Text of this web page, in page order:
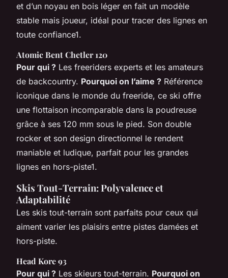
et d’un noyau en bois léger en fait un modèle
stable mais joueur, idéal pour tracer des lignes en
toute confiance1.
Atomic Bent Chetler 120
Pour qui ? Les freeriders experts et les amateurs
de backcountry. Pourquoi on l’aime ? Référence
iconique dans le monde du freeride, ce ski offre
une flottaison incomparable dans la poudreuse
grâce à ses 120 mm sous le pied. Son double
rocker et son design directionnel le rendent
maniable et ludique, parfait pour les grandes
lignes en hors-piste1.
Skis Tout-Terrain: Polyvalence et
Adaptabilité
Les skis tout-terrain sont parfaits pour ceux qui
aiment varier les plaisirs entre pistes damées et
hors-piste.
Head Kore 93
Pour qui ? Les skieurs tout-terrain. Pourquoi on